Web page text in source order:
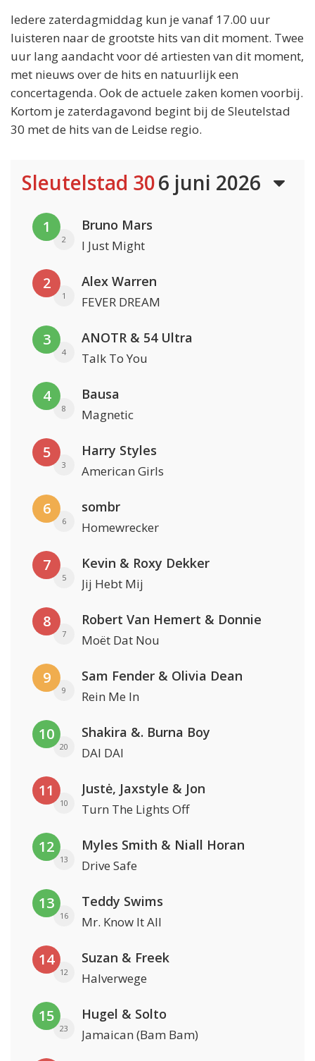
Iedere zaterdagmiddag kun je vanaf 17.00 uur
luisteren naar de grootste hits van dit moment. Twee
uur lang aandacht voor dé artiesten van dit moment,
met nieuws over de hits en natuurlijk een
concertagenda. Ook de actuele zaken komen voorbij.
Kortom je zaterdagavond begint bij de Sleutelstad
30 met de hits van de Leidse regio.
Sleutelstad 306 juni 2026
1
2
Bruno Mars
I Just Might
2
1
Alex Warren
FEVER DREAM
3
4
ANOTR & 54 Ultra
Talk To You
4
8
Bausa
Magnetic
5
3
Harry Styles
American Girls
6
6
sombr
Homewrecker
7
5
Kevin & Roxy Dekker
Jij Hebt Mij
8
7
Robert Van Hemert & Donnie
Moët Dat Nou
9
9
Sam Fender & Olivia Dean
Rein Me In
10
20
Shakira &. Burna Boy
DAI DAI
11
10
Justė, Jaxstyle & Jon
Turn The Lights Off
12
13
Myles Smith & Niall Horan
Drive Safe
13
16
Teddy Swims
Mr. Know It All
14
12
Suzan & Freek
Halverwege
15
23
Hugel & Solto
Jamaican (Bam Bam)